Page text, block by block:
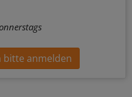
bitte anmelden